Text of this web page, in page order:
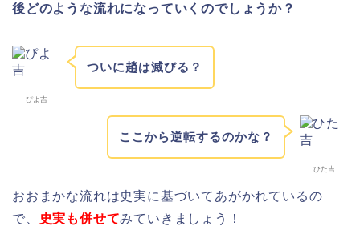
後どのような流れになっていくのでしょうか？
ぴよ吉
ついに趙は滅びる？
ひた吉
ここから逆転するのかな？
おおまかな流れは史実に基づいてあがかれているの
で、
史実も併せてみていきましょう！